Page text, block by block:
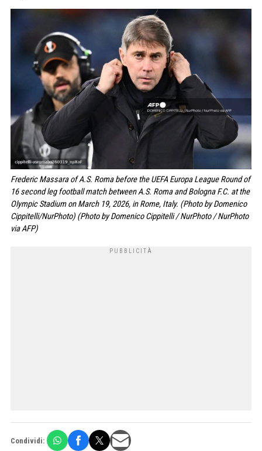
Frederic Massara of A.S. Roma before the UEFA Europa League Round of
16 second leg football match between A.S. Roma and Bologna F.C. at the
Olympic Stadium on March 19, 2026, in Rome, Italy. (Photo by Domenico
Cippitelli/NurPhoto) (Photo by Domenico Cippitelli / NurPhoto / NurPhoto
via AFP)
Condividi: